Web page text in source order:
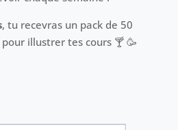
, tu recevras un pack de 50
illustrer tes cours 🍸 🥳